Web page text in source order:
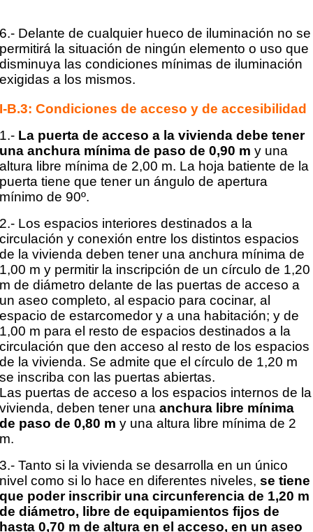
6.- Delante de cualquier hueco de iluminación no se
permitirá la situación de ningún elemento o uso que
disminuya las condiciones mínimas de iluminación
exigidas a los mismos.
I-B.3: Condiciones de acceso y de accesibilidad
1.- La puerta de acceso a la vivienda debe tener
una anchura mínima de paso de 0,90 m y una
altura libre mínima de 2,00 m. La hoja batiente de la
puerta tiene que tener un ángulo de apertura
mínimo de 90º.
2.- Los espacios interiores destinados a la
circulación y conexión entre los distintos espacios
de lavivienda deben tener una anchura mínima de
1,00 m y permitir la inscripción de un círculo de 1,20
m dediámetro delante de las puertas de acceso a
un aseo completo, al espacio para cocinar, al
espacio de estarcomedory a una habitación; y de
1,00 m para el resto de espacios destinados a la
circulación que denacceso al resto de los espacios
de la vivienda. Se admite que el círculo de 1,20 m
se inscriba con las puertas abiertas.
Las puertas de acceso a los espacios internos de la
vivienda, deben tener unaanchura libre mínima
de paso de 0,80 m y una altura libre mínima de 2
m.
3.- Tanto si la vivienda se desarrolla en un único
nivel como si lo hace en diferentes niveles,se tiene
que poder inscribir una circunferencia de 1,20 m
de diámetro, libre de equipamientos fijos de
hasta 0,70 m de altura en el acceso, en un aseo